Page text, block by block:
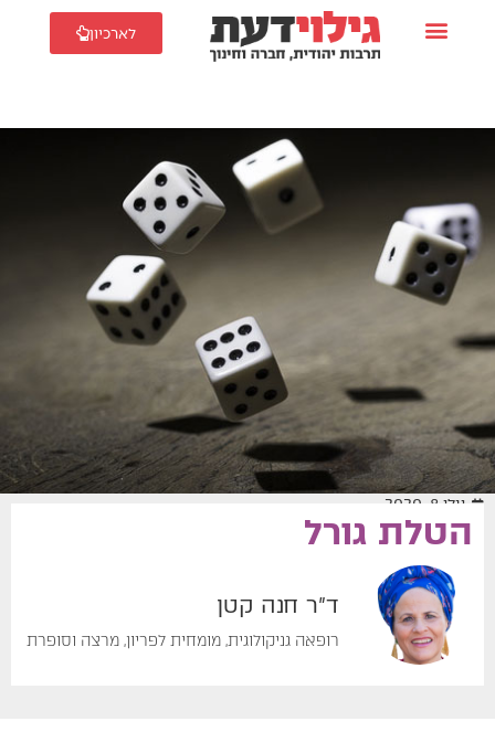
לארכיון
יולי 8, 2020
הטלת גורל
ד"ר חנה קטן
רופאה גניקולוגית, מומחית לפריון, מרצה וסופרת